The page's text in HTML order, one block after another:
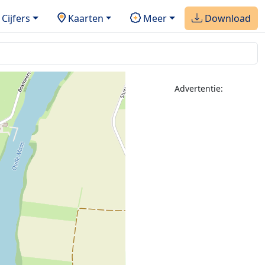
Cijfers Kaarten Meer Download
Advertentie: